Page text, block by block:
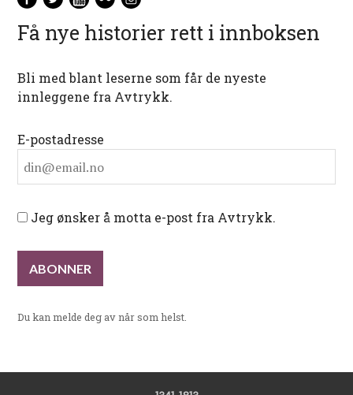
Få nye historier rett i innboksen
Bli med blant leserne som får de nyeste
innleggene fra Avtrykk.
E-postadresse
Jeg ønsker å motta e-post fra Avtrykk.
Du kan melde deg av når som helst.